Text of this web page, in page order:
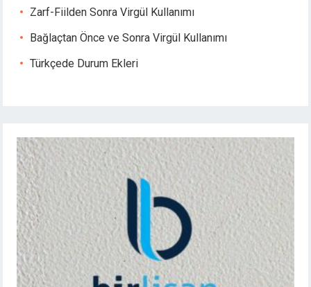
Zarf-Fiilden Sonra Virgül Kullanımı
Bağlaçtan Önce ve Sonra Virgül Kullanımı
Türkçede Durum Ekleri